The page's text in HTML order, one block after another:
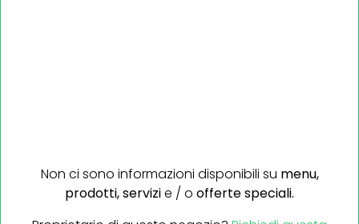
Non ci sono informazioni disponibili su menu,
prodotti,servizie / o offerte speciali.